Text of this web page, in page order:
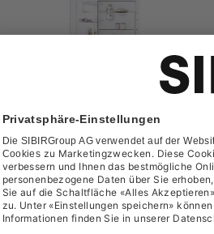
SIBIR OptiPlus/60 integriert links
D
Artikel-Nr. 518442